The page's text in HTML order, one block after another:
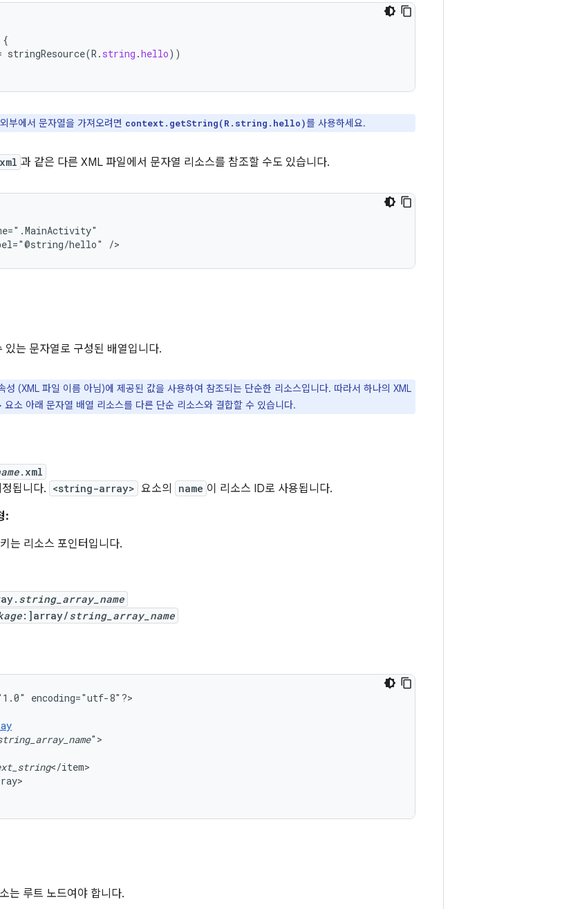
{
stringResource(R . string .hello))
부에서 문자열을 가져오려면 context.getString(R.string.hello)를 사용하세요.
과 같은 다른 XML 파일에서 문자열 리소스를 참조할 수도 있습니다.
hello"
/>
있는 문자열로 구성된 배열입니다.
성 (XML 파일 이름 아님)에 제공된 값을 사용하여 참조되는 단순한 리소스입니다. 따라서 하나의 XML
요소 아래 문자열 배열 리소스를 다른 단순 리소스와 결합할 수 있습니다.
.xml
됩니다. <string-array> 요소의 name 이 리소스 ID로 사용됩니다.
:
는 리소스 포인터입니다.
string_array_name
:]array/string_array_name
encoding="utf-8"?>
는 루트 노드여야 합니다.